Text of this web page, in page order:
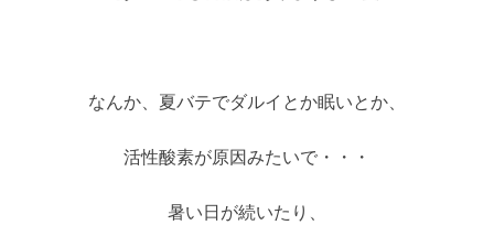
なんか、夏バテでダルイとか眠いとか、
活性酸素が原因みたいで・・・
暑い日が続いたり、